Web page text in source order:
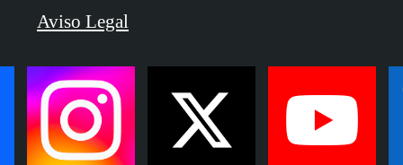
Aviso Legal